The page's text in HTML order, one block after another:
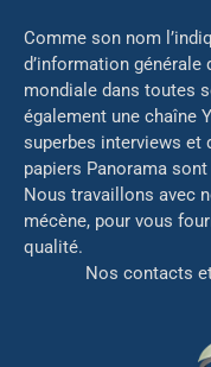
Comme son nom
d’information
mondiale dans toutes
également une chaîne
superbes interviews et
papiers Panorama
Nous travaillons avec
mécène, pour vous
qualité.
Nos contacts